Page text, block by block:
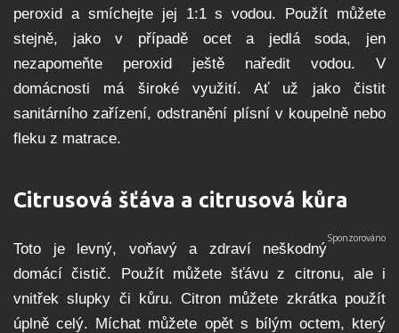
peroxid a smíchejte jej 1:1 s vodou. Použít můžete
stejně, jako v případě ocet a jedlá soda, jen
nezapomeňte peroxid ještě naředit vodou. V
domácnosti má široké využití. Ať už jako čistit
sanitárního zařízení, odstranění plísní v koupelně nebo
fleku z matrace.
Citrusová šťáva a citrusová kůra
Toto je levný, voňavý a zdraví neškodný
domácí čistič. Použít můžete šťávu z citronu, ale i
vnitřek slupky či kůru. Citron můžete zkrátka použít
úplně celý. Míchat můžete opět s bílým octem, který